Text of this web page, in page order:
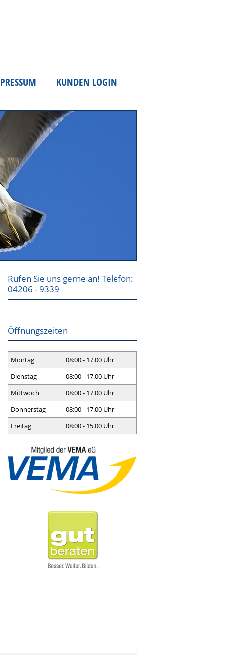
KUNDEN LOGIN
Rufen Sie uns gerne an! Telefon:
04206 - 9339
Öffnungszeiten
Montag
08:00 - 17.00 Uhr
Dienstag
08:00 - 17.00 Uhr
Mittwoch
08:00 - 17.00 Uhr
Donnerstag
08:00 - 17.00 Uhr
Freitag
08:00 - 15.00 Uhr